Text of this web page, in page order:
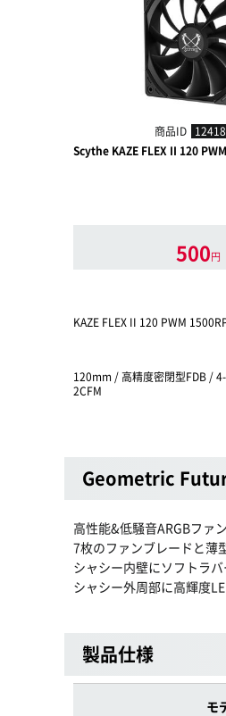
商品ID
Scythe KAZE FLEX II 120
500円
KAZE FLEX II 120 PWM
120mm / 高精度密閉型FDB /
2CFM
Geometric
高性能&低騒音ARGBファン
7枚のファンブレードと薄
シャシー内壁にソフトラ
シャシー外周部に高輝度
製品仕様
モ